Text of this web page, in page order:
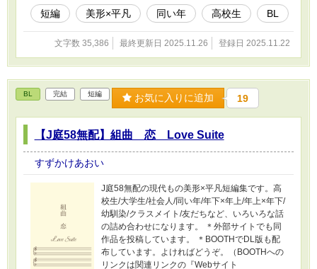
短編 美形×平凡 同い年 高校生 BL
文字数 35,386 最終更新日 2025.11.26 登録日 2025.11.22
BL 完結 短編 お気に入りに追加 19
【J庭58無配】組曲 恋 Love Suite
すずかけあおい
J庭58無配の現代もの美形×平凡短編集です。高
校生/大学生/社会人/同い年/年下×年上/年上×年下/
幼馴染/クラスメイト/友だちなど、いろいろな話
の詰め合わせになります。 ＊外部サイトでも同
作品を投稿しています。 ＊BOOTHでDL版も配
布しています。よければどうぞ。（BOOTHへの
リンクは関連リンクの『Webサイト